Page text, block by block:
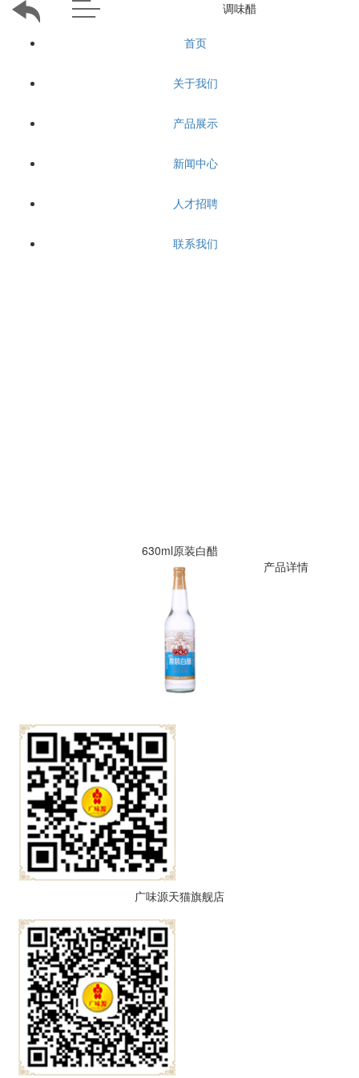
调味醋
首页
关于我们
产品展示
新闻中心
人才招聘
联系我们
630ml原装白醋
产品详情
广味源天猫旗舰店